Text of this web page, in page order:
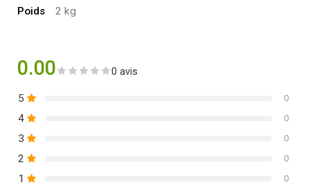
Poids 2 kg
0.00 0 avis
5 0
4 0
3 0
2 0
1 0